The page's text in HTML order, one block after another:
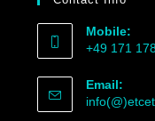
Mobile:
+49 171
Email: